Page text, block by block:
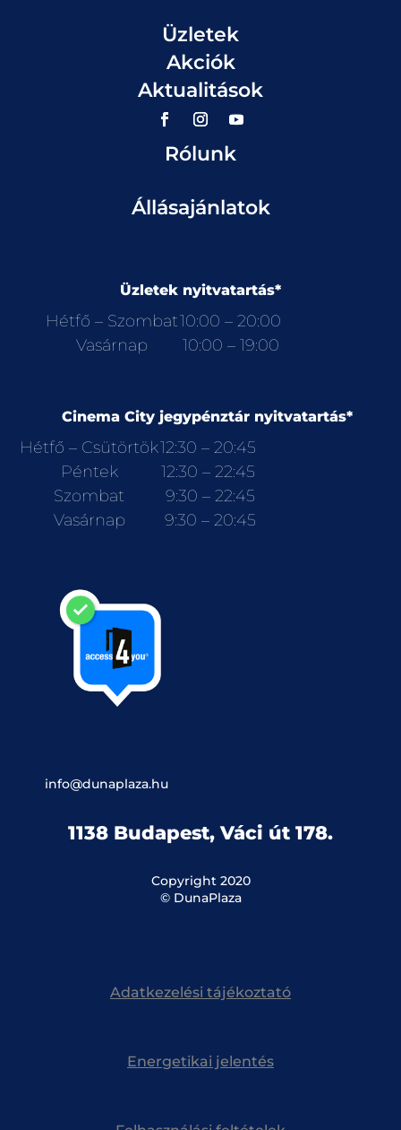
Üzletek
Akciók
Aktualitások
Rólunk
Állásajánlatok
Üzletek nyitvatartás*
Hétfő – Szombat10:00 – 20:00
Vasárnap
10:00 – 19:00
Cinema City jegypénztár nyitvatartás*
Hétfő – Csütörtök12:30 – 20:45
Péntek
12:30 – 22:45
Szombat
9:30 – 22:45
Vasárnap
9:30 – 20:45
info@dunaplaza.hu
1138 Budapest, Váci út 178.
Copyright 2020
© DunaPlaza
Adatkezelési tájékoztató
Energetikai jelentés